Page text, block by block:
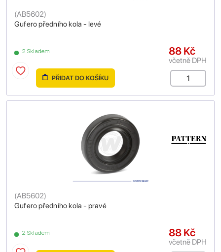
Gufero předního kola - levé
(AB5602)
2 Skladem 88 Kč
včetně DPH
PŘIDAT DO KOŠÍKU
Gufero předního kola - pravé
(AB5602)
2 Skladem 88 Kč
včetně DPH